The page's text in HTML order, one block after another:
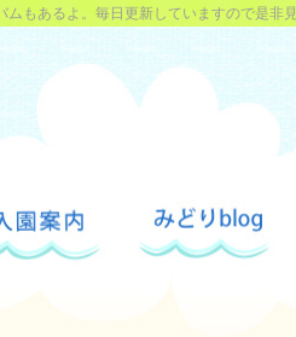
もあるよ。毎日更新していますので是非見